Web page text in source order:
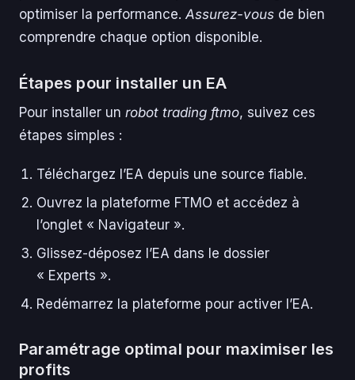
optimiser la performance. Assurez-vous de bien
comprendre chaque option disponible.
Étapes pour installer un EA
Pour installer un robot trading ftmo, suivez ces
étapes simples :
Téléchargez l’EA depuis une source fiable.
Ouvrez la plateforme FTMO et accédez à
l’onglet « Navigateur ».
Glissez-déposez l’EA dans le dossier
« Experts ».
Redémarrez la plateforme pour activer l’EA.
Paramétrage optimal pour maximiser les
profits